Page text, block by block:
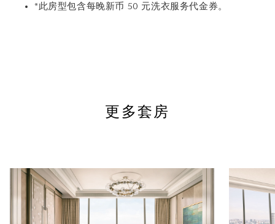
*此房型包含每晚新币 50 元洗衣服务代金券。
更多套房